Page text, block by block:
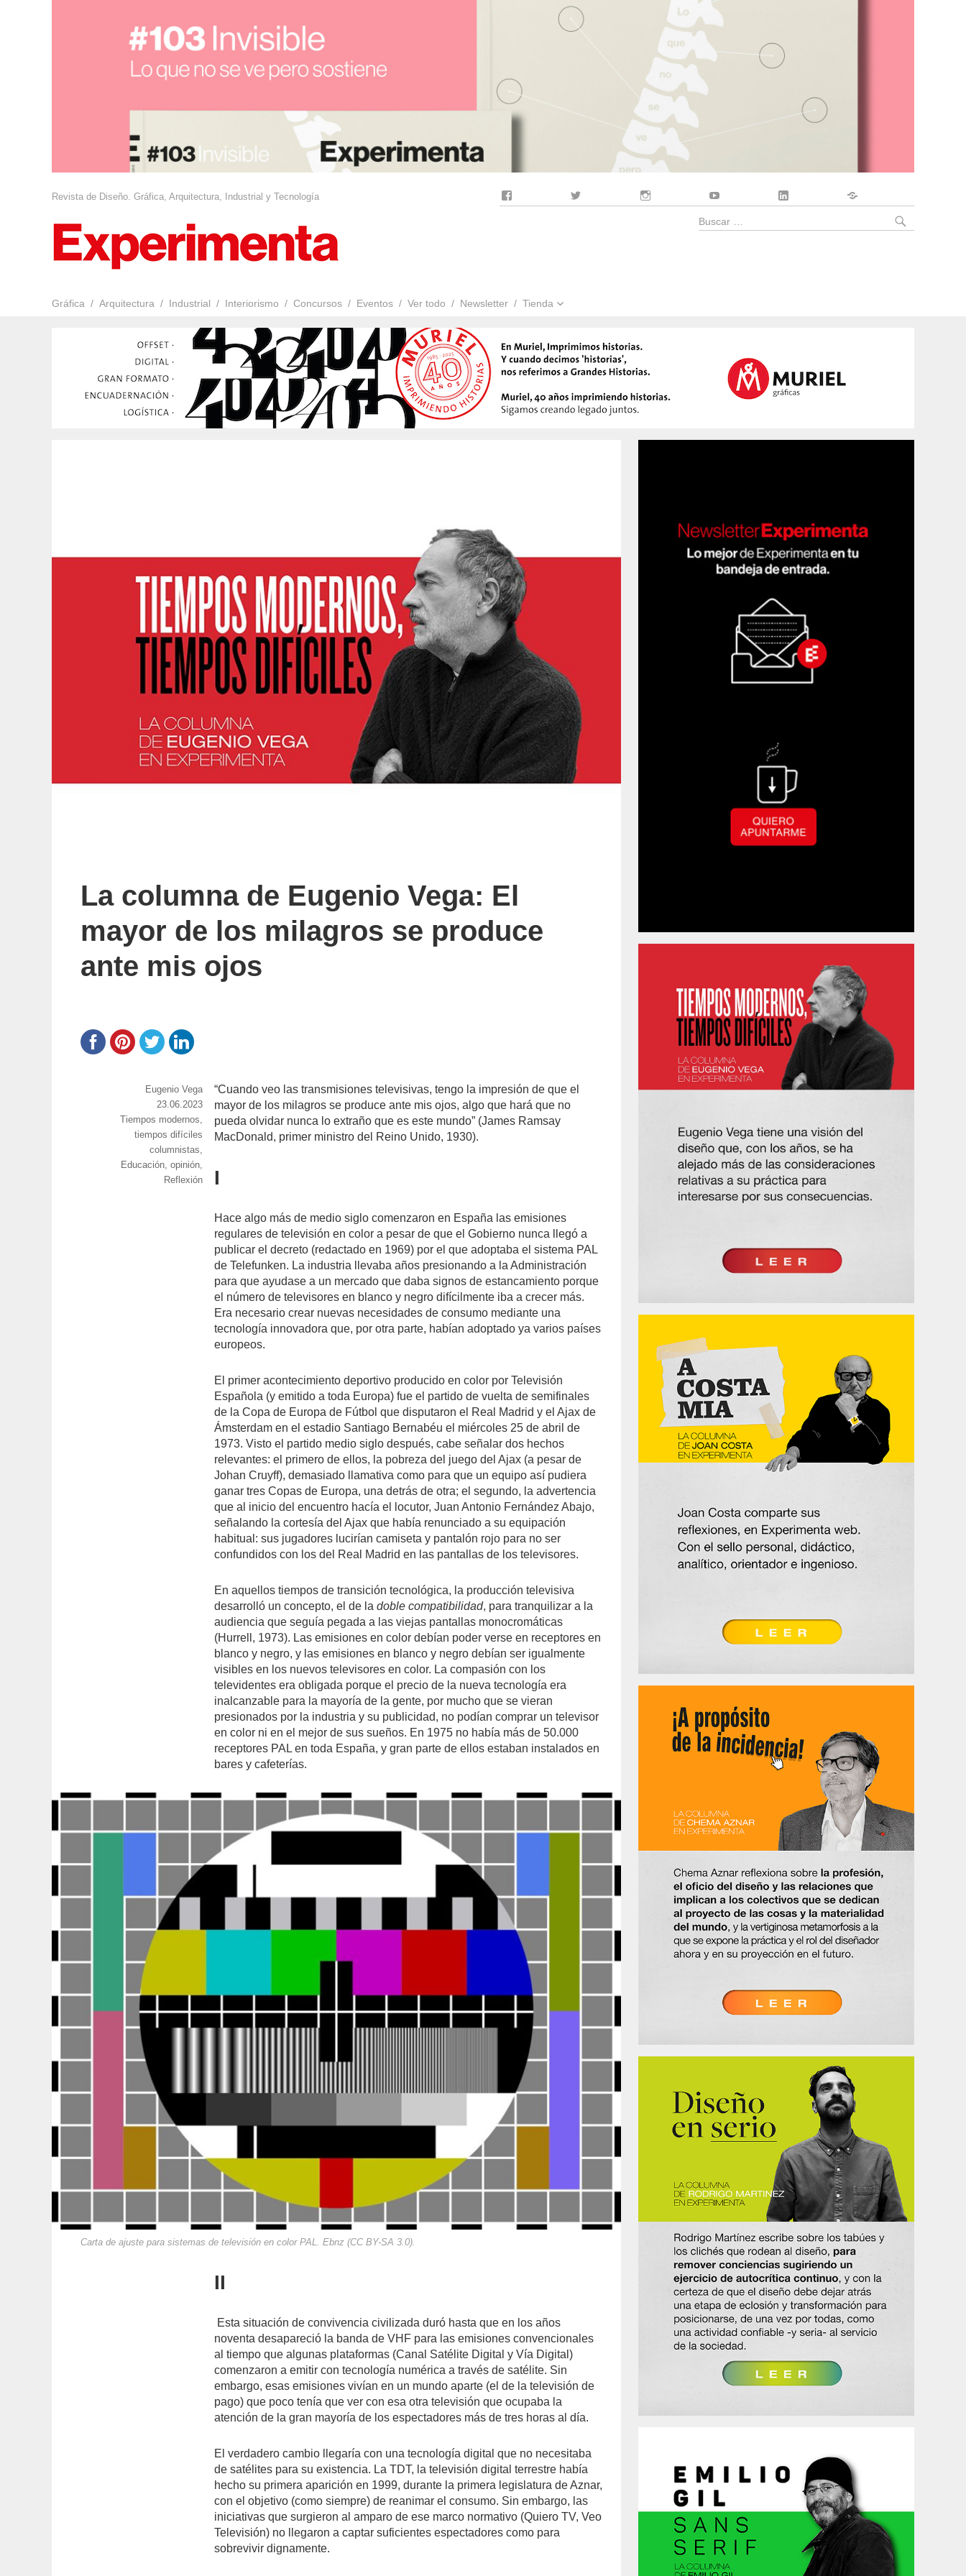
Revista de Diseño. Gráfica, Arquitectura, Industrial y Tecnología
Gráfica Arquitectura Industrial Interiorismo Concursos Eventos Ver todo Newsletter Tienda
Buscar
La columna de Eugenio Vega: El
mayor de los milagros se produce
ante mis ojos
“Cuando veo las transmisiones televisivas, tengo la impresión de que el
mayor de los milagros se produce ante mis ojos, algo que hará que no
pueda olvidar nunca lo extraño que es este mundo” (James Ramsay
MacDonald, primer ministro del Reino Unido, 1930).
I
Hace algo más de medio siglo comenzaron en España las emisiones
regulares de televisión en color a pesar de que el Gobierno nunca llegó a
publicar el decreto (redactado en 1969) por el que adoptaba el sistema PAL
de Telefunken. La industria llevaba años presionando a la Administración
para que ayudase a un mercado que daba signos de estancamiento porque
el número de televisores en blanco y negro difícilmente iba a crecer más.
Era necesario crear nuevas necesidades de consumo mediante una
tecnología innovadora que, por otra parte, habían adoptado ya varios países
europeos.
El primer acontecimiento deportivo producido en color por Televisión
Española (y emitido a toda Europa) fue el partido de vuelta de semifinales
de la Copa de Europa de Fútbol que disputaron el Real Madrid y el Ajax de
Ámsterdam en el estadio Santiago Bernabéu el miércoles 25 de abril de
1973. Visto el partido medio siglo después, cabe señalar dos hechos
relevantes: el primero de ellos, la pobreza del juego del Ajax (a pesar de
Johan Cruyff), demasiado llamativa como para que un equipo así pudiera
ganar tres Copas de Europa, una detrás de otra; el segundo, la advertencia
que al inicio del encuentro hacía el locutor, Juan Antonio Fernández Abajo,
señalando la cortesía del Ajax que había renunciado a su equipación
habitual: sus jugadores lucirían camiseta y pantalón rojo para no ser
confundidos con los del Real Madrid en las pantallas de los televisores.
En aquellos tiempos de transición tecnológica, la producción televisiva
desarrolló un concepto, el de ladoble compatibilidad, para tranquilizar a la
audiencia que seguía pegada a las viejas pantallas monocromáticas
(Hurrell, 1973). Las emisiones en color debían poder verse en receptores en
blanco y negro, y las emisiones en blanco y negro debían ser igualmente
visibles en los nuevos televisores en color. La compasión con los
televidentes era obligada porque el precio de la nueva tecnología era
inalcanzable para la mayoría de la gente, por mucho que se vieran
presionados por la industria y su publicidad, no podían comprar un televisor
en color ni en el mejor de sus sueños. En 1975 no había más de 50.000
receptores PAL en toda España, y gran parte de ellos estaban instalados en
bares y cafeterías.
Carta de ajuste para sistemas de televisión en color PAL. Ebnz (CC BY-SA 3.0).
II
Esta situación de convivencia civilizada duró hasta que en los años
noventa desapareció la banda de VHF para las emisiones convencionales
al tiempo que algunas plataformas (Canal Satélite Digital y Vía Digital)
comenzaron a emitir con tecnología numérica a través de satélite. Sin
embargo, esas emisiones vivían en un mundo aparte (el de la televisión de
pago) que poco tenía que ver con esa otra televisión que ocupaba la
atención de la gran mayoría de los espectadores más de tres horas al día.
El verdadero cambio llegaría con una tecnología digital que no necesitaba
de satélites para su existencia. La TDT, la televisión digital terrestre había
hecho su primera aparición en 1999, durante la primera legislatura de Aznar,
con el objetivo (como siempre) de reanimar el consumo. Sin embargo, las
iniciativas que surgieron al amparo de ese marco normativo (Quiero TV, Veo
Televisión) no llegaron a captar suficientes espectadores como para
sobrevivir dignamente.
https://www.experimenta.es/author/info1/
Eugenio Vega
Publicado
el
23.06.2023
Categorías
Tiempos modernos,
tiempos difíciles
Etiquetas
columnistas,
Educación,opinión,
Reflexión